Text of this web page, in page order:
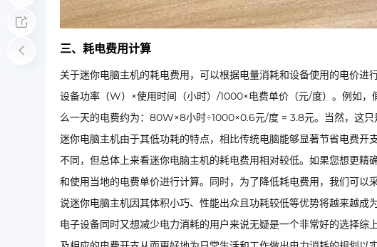
三、耗电费用计算
关于迷你电脑主机的耗电费用，可以根据电量消耗和设备使用的电价
设备功率（W）×使用时间（小时）/1000×电费单价（元/度）。例如
么一天的电费约为：80W×8小时÷1000×0.6元/度 = 3.8元。当然，这
迷你电脑主机由于其低功耗的特点，相比传统电脑能够显著节省电费
不同，但总体上来看迷你电脑主机的耗电费用相对较低。如果您想更
和使用当地的电费单价进行计算。同时，为了降低耗电费用，我们可
说迷你电脑主机因其体积小巧、性能出众且功耗较低等优势将越来越
电子设备同时又想减少电力消耗的用户来说无疑是一个非常好的选择